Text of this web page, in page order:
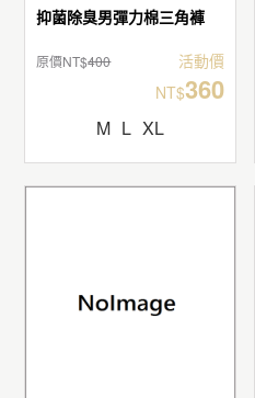
抑菌除臭男彈力棉三角褲
原價NT$400
活動價
NT$360
M L XL